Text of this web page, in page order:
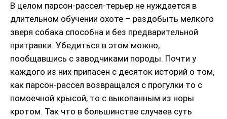
В целом парсон-рассел-терьер не нуждается в
длительном обучении охоте – раздобыть мелкого
зверя собака способна и без предварительной
притравки. Убедиться в этом можно,
пообщавшись с заводчиками породы. Почти у
каждого из них припасен с десяток историй о том,
как парсон-рассел возвращался с прогулки то с
помоечной крысой, то с выкопанным из норы
кротом. Так что в большинстве случаев суть